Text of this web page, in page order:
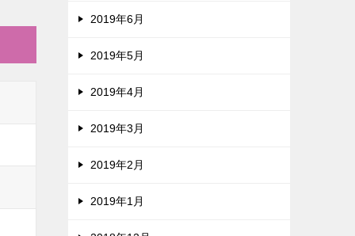
2019年6月
2019年5月
2019年4月
2019年3月
2019年2月
2019年1月